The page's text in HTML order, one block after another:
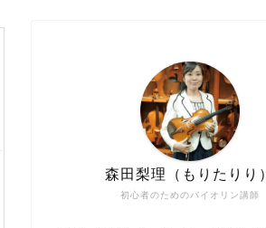
初心者のためのバイオリン講師
森田梨理（もりたりり）